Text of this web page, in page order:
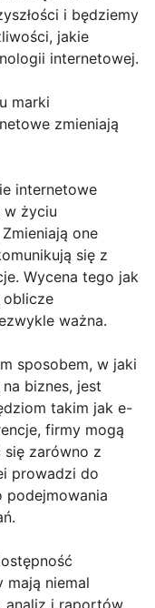
i będziemy
jakie
internetowej.
marki
zmieniają
internetowe
życiu
one
się z
Wycena tego jak
oblicze
ważna.
sposobem, w jaki
biznes, jest
takim jak e-
firmy mogą
zarówno z
prowadzi do
podejmowania
niemal